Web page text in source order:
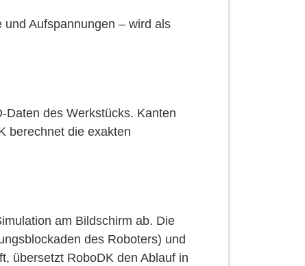
Aufspannungen – wird als
Daten des Werkstücks. Kanten
berechnet die exakten
am Bildschirm ab. Die
des Roboters) und
übersetzt RoboDK den Ablauf in